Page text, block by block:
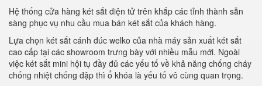
Hệ thống cửa hàng két sắt điện tử trên khắp các tỉnh thành sẵn
sàng phục vụ nhu cầu mua bán két sắt của khách hàng.
Lựa chọn két sắt cánh đúc welko của nhà máy sản xuất két sắt
cao cấp tại các showroom trưng bày với nhiều mẫu mới. Ngoài
việc két sắt mini hội tụ đầy đủ các yếu tố về khả năng chống cháy
chống nhiệt chống đập thì ổ khóa là yếu tố vô cùng quan trọng.